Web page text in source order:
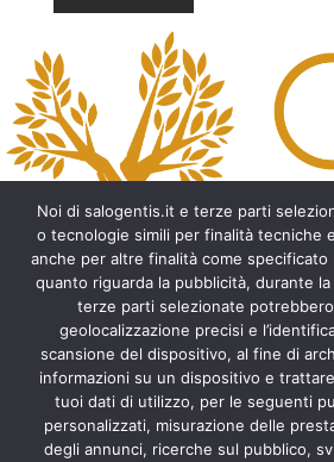
A
l
t
e
r
n
a
v
e
:
Archeologia del Salento
Cripte e ambienti rupestri del
Leggende del Salento
Tradizioni e folklore del Salento
Arte del Salento
Personaggi illustri del Salento
Noi di salogentis.it e terze parti
o tecnologie simili per finalità tecniche
anche per altre finalità come specificato
quanto riguarda la pubblicità, durante
terze parti selezionate
geolocalizzazione precisi e
scansione del dispositivo, al fine di
informazioni su un dispositivo e
tuoi dati di utilizzo, per le seguenti
personalizzati, misurazione delle
degli annunci, ricerche sul pubblico,